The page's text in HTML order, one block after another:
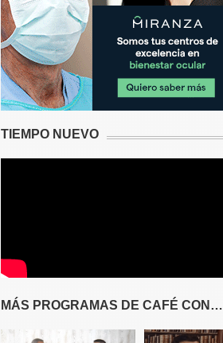
TIEMPO NUEVO
MÁS PROGRAMAS DE CAFÉ CON…